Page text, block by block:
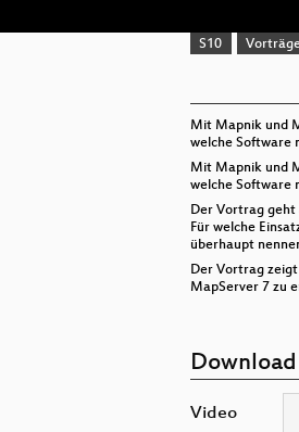
S10
Mit Mapnik und
welche Software
Mit Mapnik und
welche Software
Der Vortrag geht
Für welche
überhaupt
Der Vortrag
MapServer 7 zu
Download
Video